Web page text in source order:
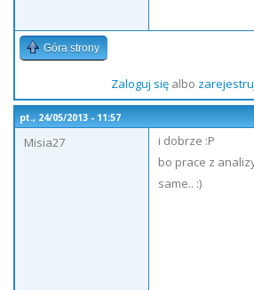
Góra strony
Zaloguj sięalbo
pt., 24/05/2013 - 11:57
Misia27
i dobrze :P
bo prace z
same.. :)